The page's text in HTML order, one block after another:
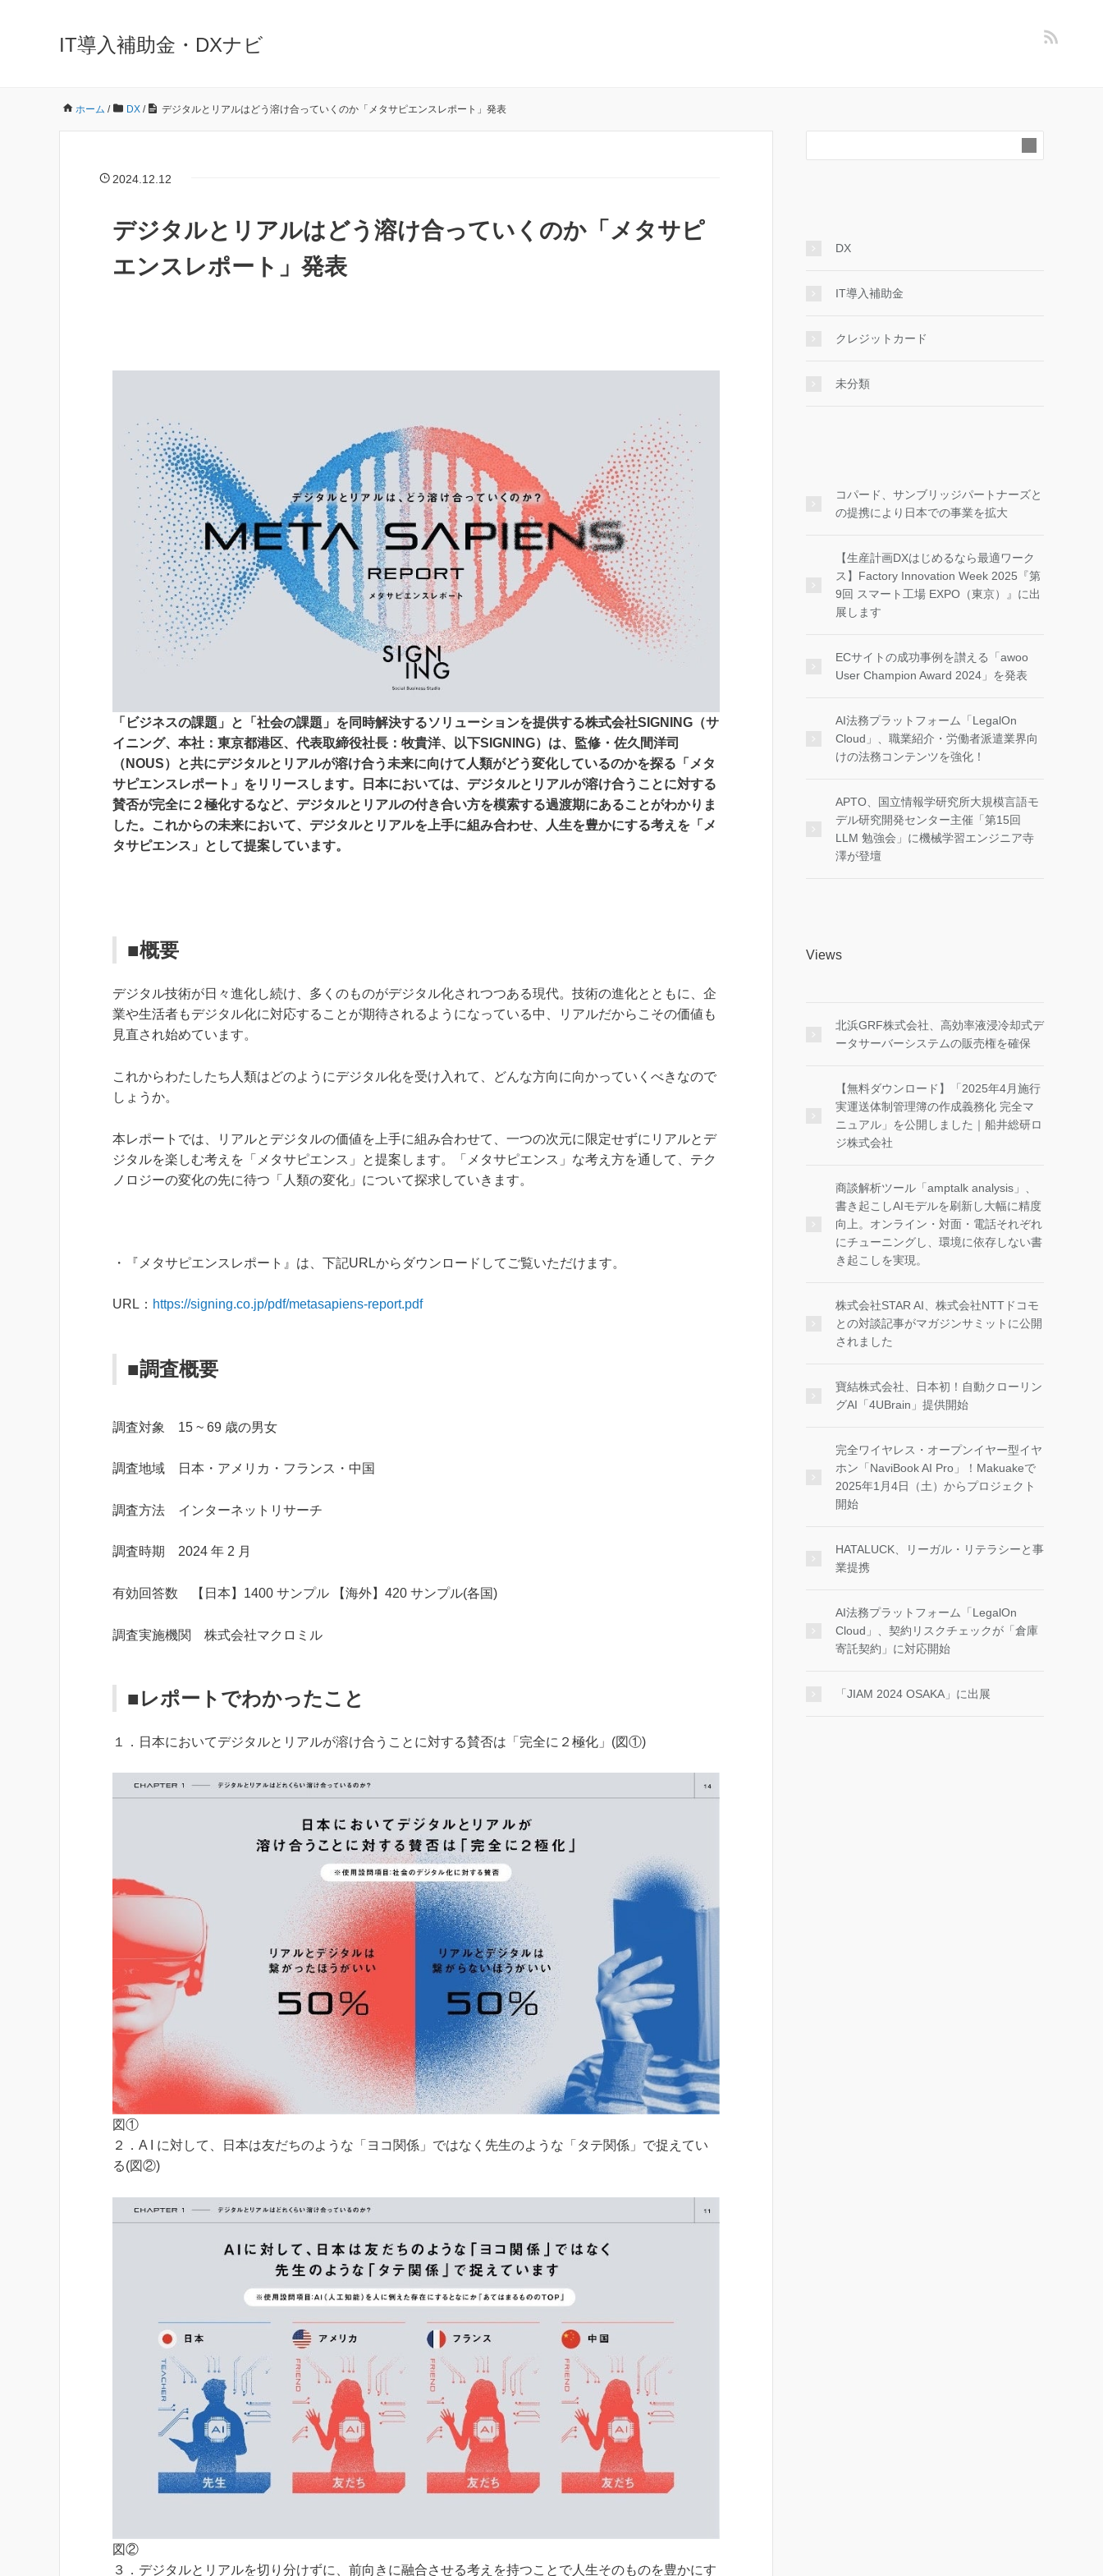
IT導入補助金・DXナビ
ホーム / DX / デジタルとリアルはどう溶け合っていくのか「メタサピエンスレポート」発表
2024.12.12
デジタルとリアルはどう溶け合っていくのか「メタサピ
エンスレポート」発表
「ビジネスの課題」と「社会の課題」を同時解決するソリューションを提供する株式会社SIGNING（サ
イニング、本社：東京都港区、代表取締役社長：牧貴洋、以下SIGNING）は、監修・佐久間洋司
（NOUS）と共にデジタルとリアルが溶け合う未来に向けて人類がどう変化しているのかを探る「メタ
サピエンスレポート」をリリースします。日本においては、デジタルとリアルが溶け合うことに対する
賛否が完全に２極化するなど、デジタルとリアルの付き合い方を模索する過渡期にあることがわかりま
した。これからの未来において、デジタルとリアルを上手に組み合わせ、人生を豊かにする考えを「メ
タサピエンス」として提案しています。
■概要
デジタル技術が日々進化し続け、多くのものがデジタル化されつつある現代。技術の進化とともに、企
業や生活者もデジタル化に対応することが期待されるようになっている中、リアルだからこその価値も
見直され始めています。
これからわたしたち人類はどのようにデジタル化を受け入れて、どんな方向に向かっていくべきなので
しょうか。
本レポートでは、リアルとデジタルの価値を上手に組み合わせて、一つの次元に限定せずにリアルとデ
ジタルを楽しむ考えを「メタサピエンス」と提案します。「メタサピエンス」な考え方を通して、テク
ノロジーの変化の先に待つ「人類の変化」について探求していきます。
・『メタサピエンスレポート』は、下記URLからダウンロードしてご覧いただけます。
URL： https://signing.co.jp/pdf/metasapiens-report.pdf
■調査概要
調査対象 15 ~ 69 歳の男女
調査地域 日本・アメリカ・フランス・中国
調査方法 インターネットリサーチ
調査時期 2024 年 2 月
有効回答数 【日本】1400 サンプル 【海外】420 サンプル(各国)
調査実施機関 株式会社マクロミル
■レポートでわかったこと
１．日本においてデジタルとリアルが溶け合うことに対する賛否は「完全に２極化」(図①)
図①
２．A I に対して、日本は友だちのような「ヨコ関係」ではなく先生のような「タテ関係」で捉えてい
る(図②)
図②
３．デジタルとリアルを切り分けずに、前向きに融合させる考えを持つことで人生そのものを豊かにす
DX
IT導入補助金
クレジットカード
未分類
コパード、サンブリッジパートナーズと
の提携により日本での事業を拡大
【生産計画DXはじめるなら最適ワーク
ス】Factory Innovation Week 2025『第
9回 スマート工場 EXPO（東京）』に出
展します
ECサイトの成功事例を讃える「awoo
User Champion Award 2024」を発表
AI法務プラットフォーム「LegalOn
Cloud」、職業紹介・労働者派遣業界向
けの法務コンテンツを強化！
APTO、国立情報学研究所大規模言語モ
デル研究開発センター主催「第15回
LLM 勉強会」に機械学習エンジニア寺
澤が登壇
Views
北浜GRF株式会社、高効率液浸冷却式デ
ータサーバーシステムの販売権を確保
【無料ダウンロード】「2025年4月施行
実運送体制管理簿の作成義務化 完全マ
ニュアル」を公開しました｜船井総研ロ
ジ株式会社
商談解析ツール「amptalk analysis」、
書き起こしAIモデルを刷新し大幅に精度
向上。オンライン・対面・電話それぞれ
にチューニングし、環境に依存しない書
き起こしを実現。
株式会社STAR AI、株式会社NTTドコモ
との対談記事がマガジンサミットに公開
されました
寶結株式会社、日本初！自動クローリン
グAI「4UBrain」提供開始
完全ワイヤレス・オープンイヤー型イヤ
ホン「NaviBook AI Pro」！Makuakeで
2025年1月4日（土）からプロジェクト
開始
HATALUCK、リーガル・リテラシーと事
業提携
AI法務プラットフォーム「LegalOn
Cloud」、契約リスクチェックが「倉庫
寄託契約」に対応開始
「JIAM 2024 OSAKA」に出展